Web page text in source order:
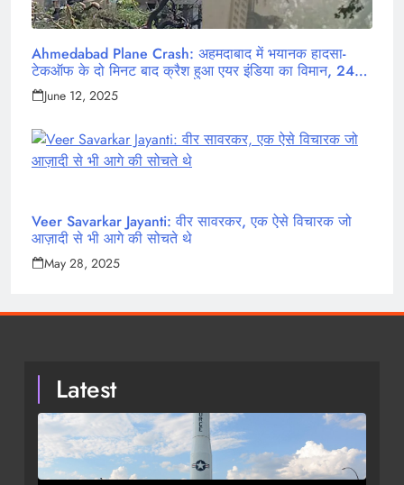
Ahmedabad Plane Crash: अहमदाबाद में भयानक हादसा-
टेकऑफ के दो मिनट बाद क्रैश हुआ एयर इंडिया का विमान, 242
लोग थे सवार
June 12, 2025
Veer Savarkar Jayanti: वीर सावरकर, एक ऐसे विचारक जो
आज़ादी से भी आगे की सोचते थे
May 28, 2025
Latest